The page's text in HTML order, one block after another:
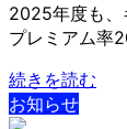
2025年度も、
プレミアム率
続きを読む
お知らせ